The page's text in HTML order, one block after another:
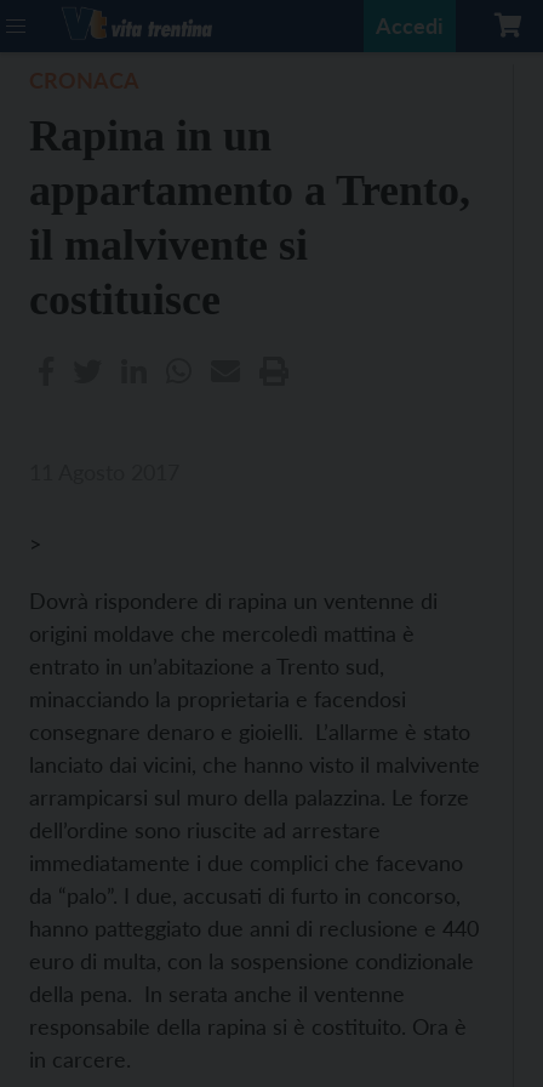
Accedi
Rapina in un
appartamento a Trento,
il malvivente si
costituisce
>
Dovrà rispondere di rapina un ventenne di
origini moldave che mercoledì mattina è
entrato in un’abitazione a Trento sud,
minacciando la proprietaria e facendosi
consegnare denaro e gioielli. L’allarme è stato
lanciato dai vicini, che hanno visto il malvivente
arrampicarsi sul muro della palazzina. Le forze
dell’ordine sono riuscite ad arrestare
immediatamente i due complici che facevano
da “palo”. I due, accusati di furto in concorso,
hanno patteggiato due anni di reclusione e 440
euro di multa, con la sospensione condizionale
della pena. In serata anche il ventenne
responsabile della rapina si è costituito. Ora è
in carcere.